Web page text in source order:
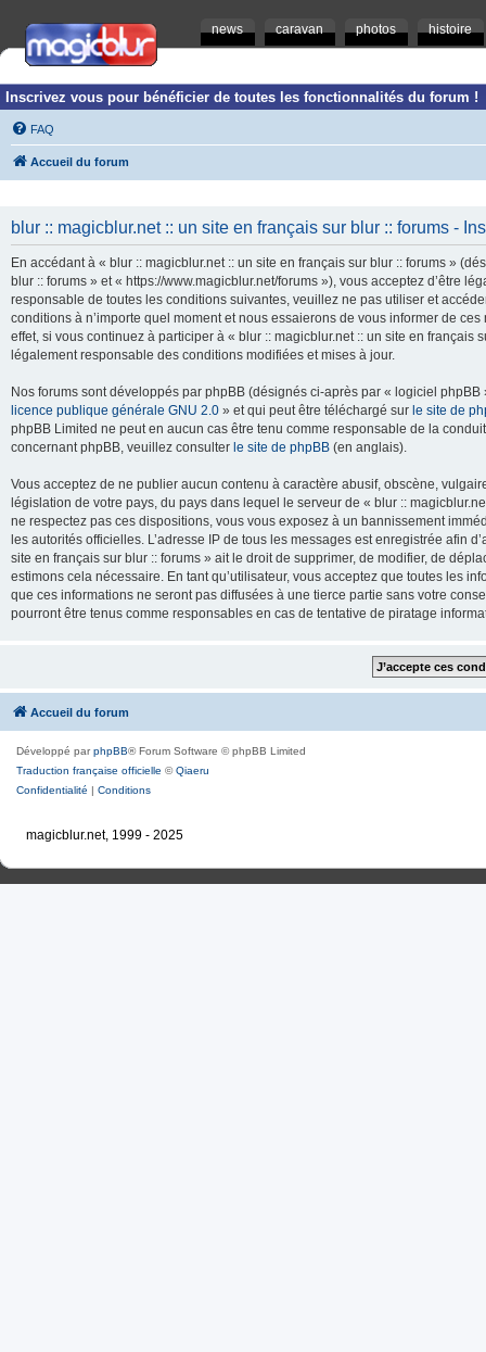
news caravan photos histoire
Inscrivez vous pour bénéficier de toutes les fonctionnalités du forum !
FAQ
Accueil du forum
blur :: magicblur.net :: un site en français sur blur :: forums -
En accédant à « blur :: magicblur.net :: un site en français sur blur :: forums »
blur :: forums » et « https://www.magicblur.net/forums »), vous acceptez d’être
responsable de toutes les conditions suivantes, veuillez ne pas utiliser et
conditions à n’importe quel moment et nous essaierons de vous informer de
effet, si vous continuez à participer à « blur :: magicblur.net :: un site en
légalement responsable des conditions modifiées et mises à jour.
Nos forums sont développés par phpBB (désignés ci-après par « logiciel
licence publique générale GNU 2.0 » et qui peut être téléchargé sur le site de
phpBB Limited ne peut en aucun cas être tenu comme responsable de la
concernant phpBB, veuillez consulter le site de phpBB (en anglais).
Vous acceptez de ne publier aucun contenu à caractère abusif, obscène,
législation de votre pays, du pays dans lequel le serveur de « blur ::
ne respectez pas ces dispositions, vous vous exposez à un bannissement
les autorités officielles. L’adresse IP de tous les messages est enregistrée afin
site en français sur blur :: forums » ait le droit de supprimer, de modifier, de
estimons cela nécessaire. En tant qu’utilisateur, vous acceptez que toutes les
que ces informations ne seront pas diffusées à une tierce partie sans votre
pourront être tenus comme responsables en cas de tentative de piratage
Accueil du forum
Développé parphpBB® Forum Software © phpBB Limited
Traduction française officielle ©Qiaeru
Confidentialité | Conditions
magicblur.net, 1999 - 2025